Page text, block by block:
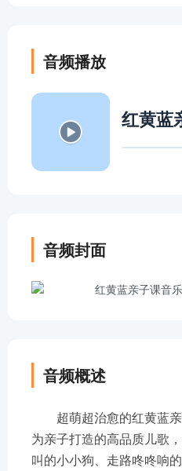
音频播放
红黄蓝
音频封面
音频概述
超萌超治愈的红黄蓝
为亲子打造的高品质儿歌
叫的小小狗、走路咚咚响